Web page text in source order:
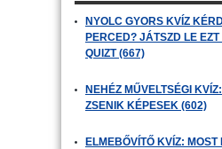
NYOLC GYORS KVÍZ
PERCED? JÁTSZD LE
QUIZT (667)
NEHÉZ MŰVELTSÉGI
ZSENIK KÉPESEK (602)
ELMEBŐVÍTŐ KVÍZ: MOST